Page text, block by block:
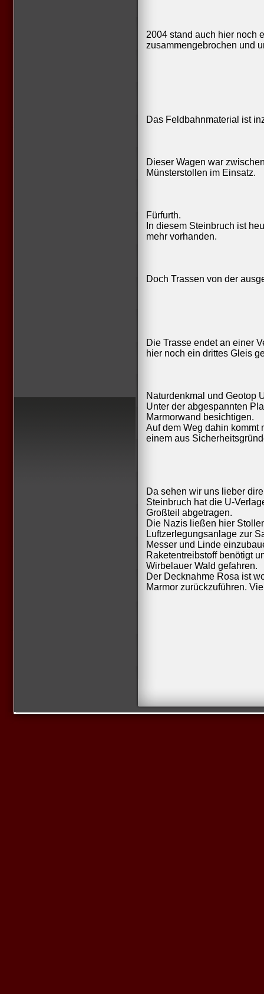
2004 stand auch hier noch
zusammengebrochen und
Das Feldbahnmaterial ist
Dieser Wagen war
Münsterstollen im Einsatz.
Fürfurth.
In diesem Steinbruch ist
mehr vorhanden.
Doch Trassen von der
Die Trasse endet an einer
hier noch ein drittes Gleis
Naturdenkmal und Geotop
Unter der abgespannten
Marmorwand besichtigen.
Auf dem Weg dahin kommt
einem aus
Da sehen wir uns lieber
Steinbruch hat die U-
Großteil abgetragen.
Die Nazis ließen hier
Luftzerlegungsanlage zur
Messer und Linde
Raketentreibstoff benötigt
Wirbelauer Wald gefahren.
Der Decknahme Rosa ist
Marmor zurückzuführen.